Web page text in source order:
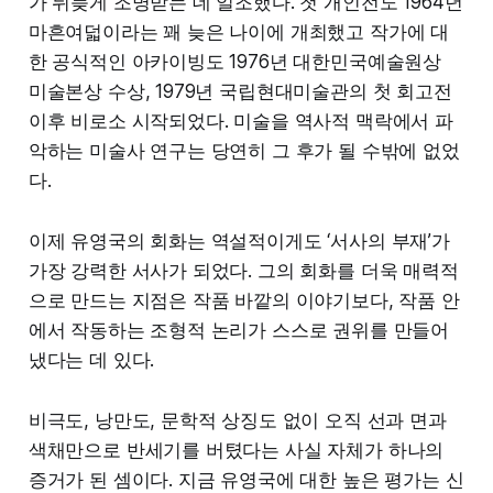
마흔여덟이라는 꽤 늦은 나이에 개최했고 작가에 대
한 공식적인 아카이빙도 1976년 대한민국예술원상
미술본상 수상, 1979년 국립현대미술관의 첫 회고전
이후 비로소 시작되었다. 미술을 역사적 맥락에서 파
악하는 미술사 연구는 당연히 그 후가 될 수밖에 없었
다.
이제 유영국의 회화는 역설적이게도 ‘서사의 부재’가
가장 강력한 서사가 되었다. 그의 회화를 더욱 매력적
으로 만드는 지점은 작품 바깥의 이야기보다, 작품 안
에서 작동하는 조형적 논리가 스스로 권위를 만들어
냈다는 데 있다.
비극도, 낭만도, 문학적 상징도 없이 오직 선과 면과
색채만으로 반세기를 버텼다는 사실 자체가 하나의
증거가 된 셈이다. 지금 유영국에 대한 높은 평가는 신